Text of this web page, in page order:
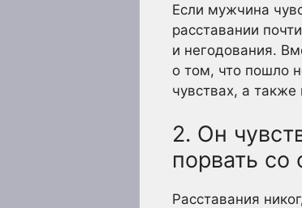
Если мужчина
расставании
и негодования.
о том, что пошло
чувствах, а
2. Он
порвать со
Расставания